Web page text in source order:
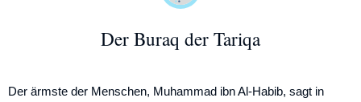
Der Buraq der Tariqa
Der ärmste der Menschen, Muhammad ibn Al-Habib, sagt in